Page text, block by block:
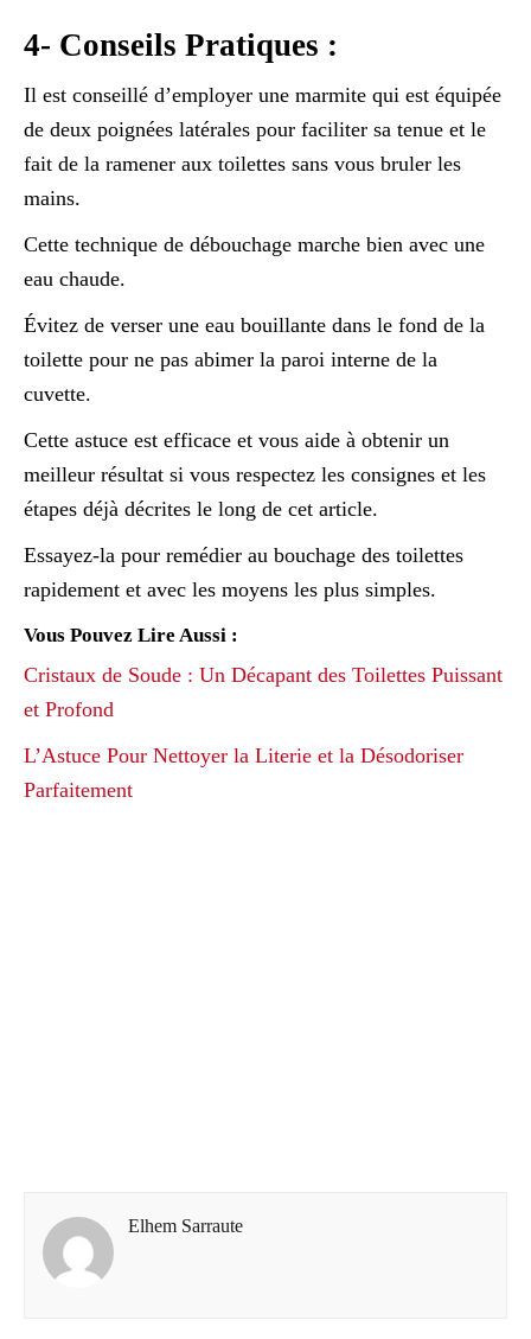
4- Conseils Pratiques :
Il est conseillé d’employer une marmite qui est équipée
de deux poignées latérales pour faciliter sa tenue et le
fait de la ramener aux toilettes sans vous bruler les
mains.
Cette technique de débouchage marche bien avec une
eau chaude.
Évitez de verser une eau bouillante dans le fond de la
toilette pour ne pas abimer la paroi interne de la
cuvette.
Cette astuce est efficace et vous aide à obtenir un
meilleur résultat si vous respectez les consignes et les
étapes déjà décrites le long de cet article.
Essayez-la pour remédier au bouchage des toilettes
rapidement et avec les moyens les plus simples.
Vous Pouvez Lire Aussi :
Cristaux de Soude : Un Décapant des Toilettes Puissant
et Profond
L’Astuce Pour Nettoyer la Literie et la Désodoriser
Parfaitement
Elhem Sarraute